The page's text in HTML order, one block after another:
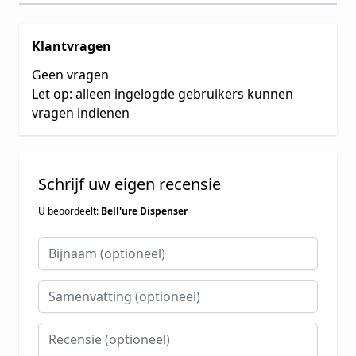
Klantvragen
Geen vragen
Let op: alleen ingelogde gebruikers kunnen
vragen indienen
Schrijf uw eigen recensie
U beoordeelt: Bell'ure Dispenser
Bijnaam
Samenvatting
Recensie